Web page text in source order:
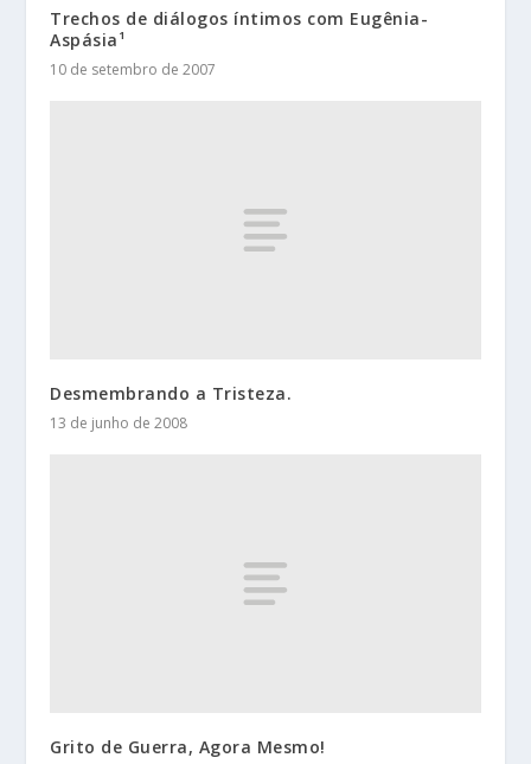
Trechos de diálogos íntimos com Eugênia-
Aspásia¹
10 de setembro de 2007
Desmembrando a Tristeza.
13 de junho de 2008
Grito de Guerra, Agora Mesmo!